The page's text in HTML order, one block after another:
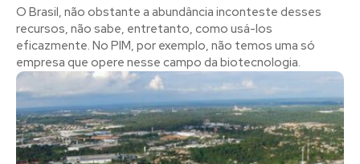
O Brasil, não obstante a abundância inconteste desses
recursos, não sabe, entretanto, como usá-los
eficazmente. No PIM, por exemplo, não temos uma só
empresa que opere nesse campo da biotecnologia.